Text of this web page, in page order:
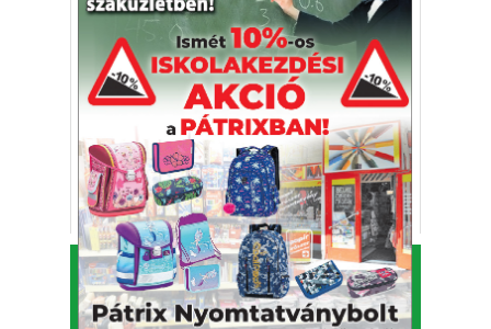
KAFI Reklám és Kommunikációs Bt.1993-2026.
Alapító - főszerkesztő: Kapfinger András
Kiadó és szerkesztőség címe: 7100 Szekszárd, Csokonai
u. 3.